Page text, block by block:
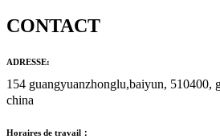
CONTACT
ADRESSE:
154 guangyuanzhonglu,baiyun, 510400,
china
Horaires de travail：